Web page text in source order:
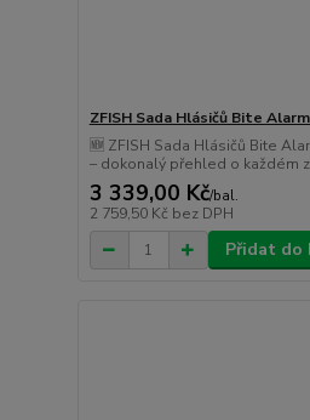
ZFISH Sada Hlásičů Bite
🆕 ZFISH Sada Hlásičů Bite
– dokonalý přehled o každém
3 339,00 Kč/bal.
2 759,50 Kč bez DPH
Přidat do